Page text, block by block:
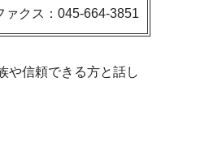
ァクス：045-664-3851
や信頼できる方と話し